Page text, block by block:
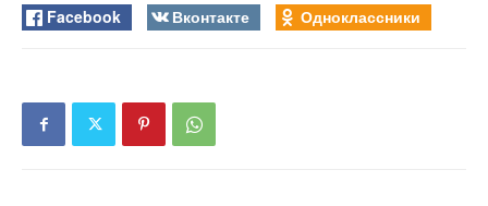
Facebook Вконтакте Одноклассники